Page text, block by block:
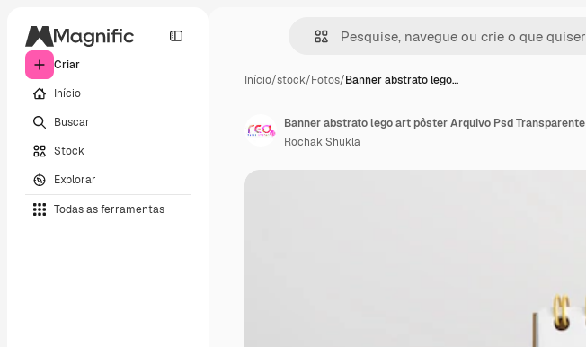
Criar
Início
Buscar
Stock
Explorar
Todas as ferramentas
Início/stock/Fotos/Banner abstrato lego…
Banner abstrato lego art pôster Arquivo Psd Transparente
Rochak Shukla